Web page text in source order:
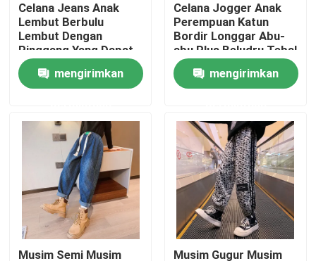
Baju Fashion Anak
Pakaian Gadis Kecil
Baju Remaja Laki-Laki
Set Pakaian Anak
Mantel Anak Hangat
Celana Anak
Celana Jeans Anak
Lembut Berbulu
Lembut Dengan
Pinggang Yang Dapat
Disesuaikan Ukuran
120-170mengirimkan
Celana Jogger Anak
Perempuan Katun
Bordir Longgar Abu-
abu Plus Beludru Tebal
mengirimkan
Musim Semi Musim Musim Gugur Musim